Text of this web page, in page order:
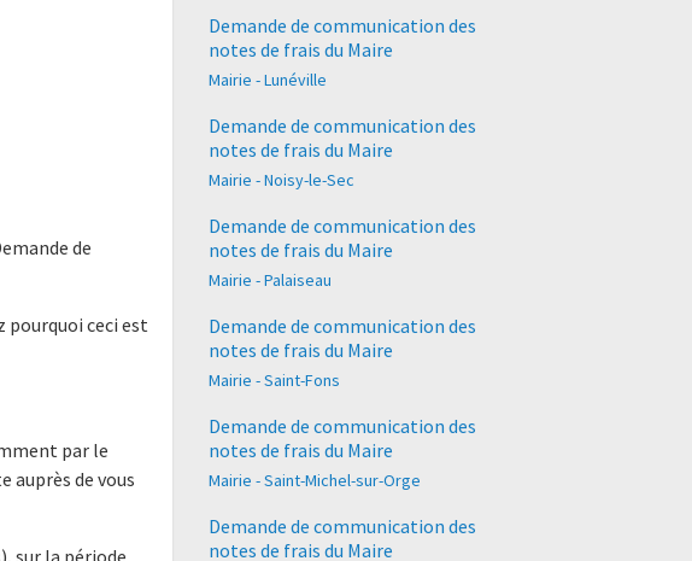
de
pourquoi ceci est
par le
auprès de vous
sur la période
Demande de communication des
notes de frais du Maire
Mairie - Lunéville
Demande de communication des
notes de frais du Maire
Mairie - Noisy-le-Sec
Demande de communication des
notes de frais du Maire
Mairie - Palaiseau
Demande de communication des
notes de frais du Maire
Mairie - Saint-Fons
Demande de communication des
notes de frais du Maire
Mairie - Saint-Michel-sur-Orge
Demande de communication des
notes de frais du Maire